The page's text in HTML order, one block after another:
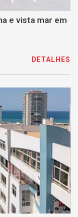
e vista mar em
DETALHES